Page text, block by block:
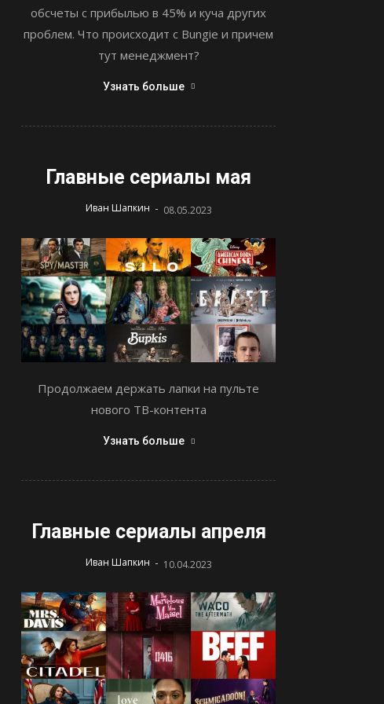
обсчеты с прибылью в 45% и куча других
проблем. Что происходит с Bungie и причем
тут менеджмент?
Узнать больше
Главные сериалы мая
Иван Шапкин - 08.05.2023
Продолжаем держать лапки на пульте
нового ТВ-контента
Узнать больше
Главные сериалы апреля
Иван Шапкин - 10.04.2023